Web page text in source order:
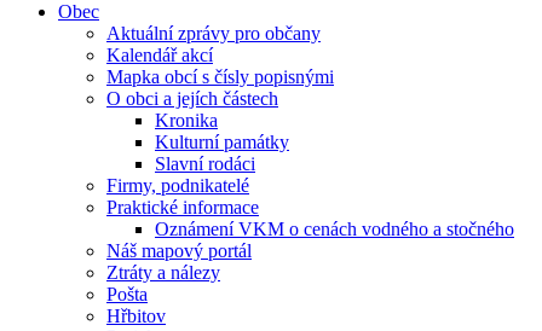
Obec
Aktuální zprávy pro občany
Kalendář akcí
Mapka obcí s čísly popisnými
O obci a jejích částech
Kronika
Kulturní památky
Slavní rodáci
Firmy, podnikatelé
Praktické informace
Oznámení VKM o cenách vodného a stočného
Náš mapový portál
Ztráty a nálezy
Pošta
Hřbitov